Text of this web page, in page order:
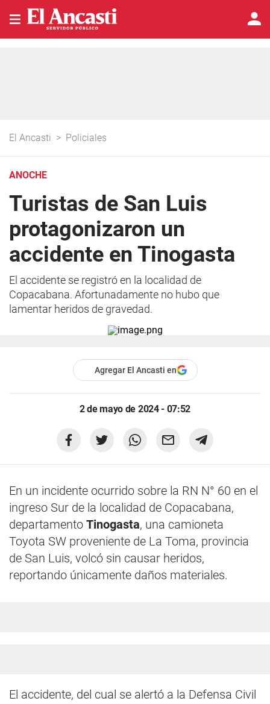
El Ancasti > Policiales
ANOCHE
Turistas de San Luis
protagonizaron un
accidente en Tinogasta
El accidente se registró en la localidad de
Copacabana. Afortunadamente no hubo que
lamentar heridos de gravedad.
Agregar El Ancasti en
2 de mayo de 2024 - 07:52
En un incidente ocurrido sobre la RN N° 60 en el
ingreso Sur de la localidad de Copacabana,
departamento Tinogasta, una camioneta
Toyota SW proveniente de La Toma, provincia
de San Luis, volcó sin causar heridos,
reportando únicamente daños materiales.
El accidente, del cual se alertó a la Defensa Civil